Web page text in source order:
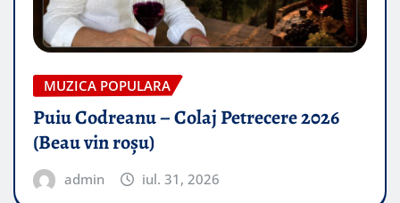
MUZICA POPULARA
Puiu Codreanu – Colaj Petrecere 2026
(Beau vin roșu)
admin iul. 31, 2026